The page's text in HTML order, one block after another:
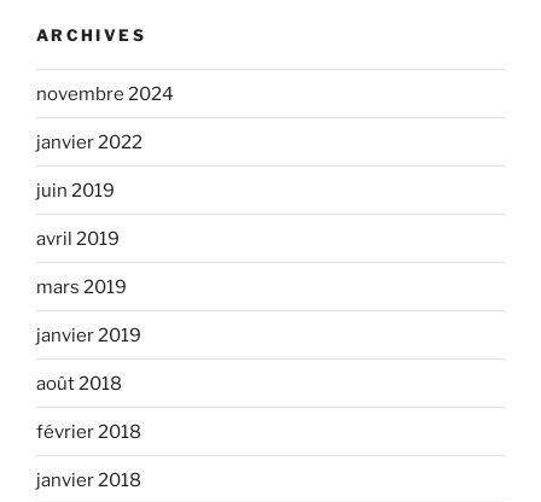
ARCHIVES
novembre 2024
janvier 2022
juin 2019
avril 2019
mars 2019
janvier 2019
août 2018
février 2018
janvier 2018